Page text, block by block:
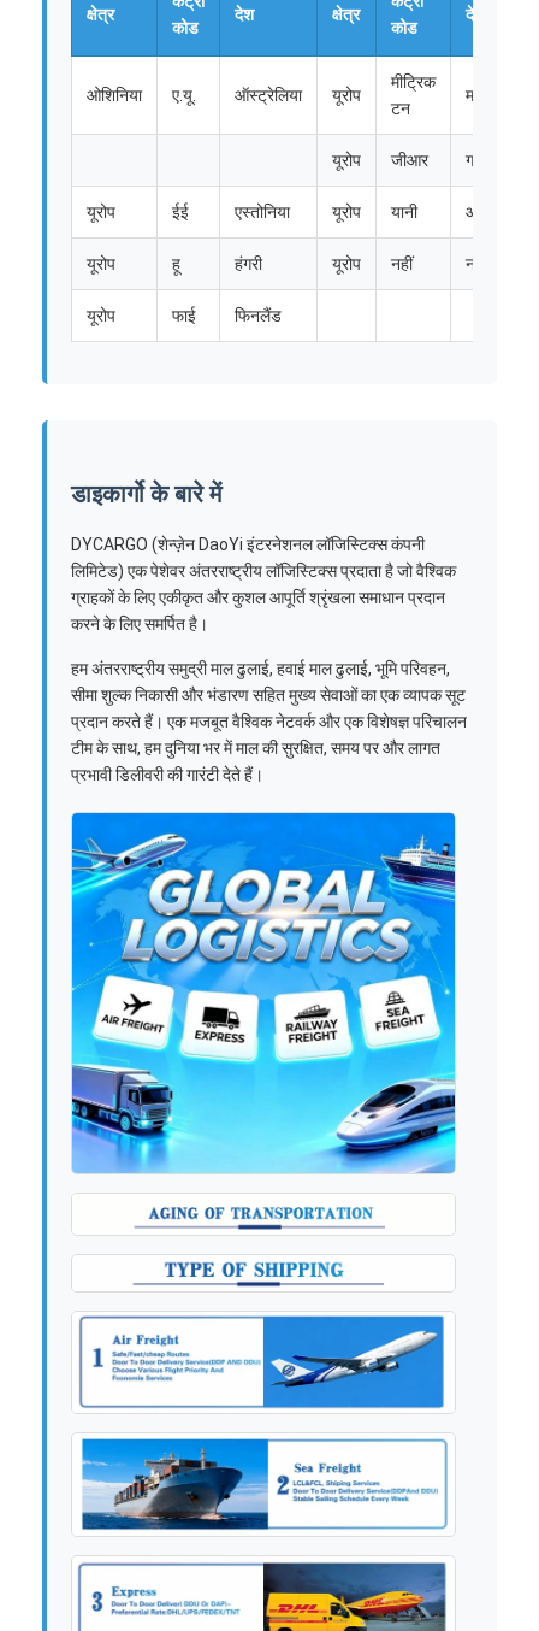
क्षेत्र
कोड
देश क्षेत्र
कोड
देश
ओशिनिया ए.यू. ऑस्ट्रेलिया यूरोप
मीट्रिक
टन
माल्टा
यूरोप जीआर ग्रीस
यूरोप ईई एस्तोनिया यूरोप यानी आयरलैंड
यूरोप हू हंगरी यूरोप नहीं नॉर्वे
यूरोप फाई फिनलैंड
डाइकार्गो के बारे में
DYCARGO (शेन्ज़ेन DaoYi इंटरनेशनल लॉजिस्टिक्स कंपनी
लिमिटेड) एक पेशेवर अंतरराष्ट्रीय लॉजिस्टिक्स प्रदाता है जो वैश्विक
ग्राहकों के लिए एकीकृत और कुशल आपूर्ति श्रृंखला समाधान प्रदान
करने के लिए समर्पित है।
हम अंतरराष्ट्रीय समुद्री माल ढुलाई, हवाई माल ढुलाई, भूमि परिवहन,
सीमा शुल्क निकासी और भंडारण सहित मुख्य सेवाओं का एक व्यापक सूट
प्रदान करते हैं। एक मजबूत वैश्विक नेटवर्क और एक विशेषज्ञ परिचालन
टीम के साथ, हम दुनिया भर में माल की सुरक्षित, समय पर और लागत
प्रभावी डिलीवरी की गारंटी देते हैं।